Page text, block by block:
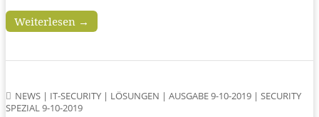
Weiterlesen →
NEWS | IT-SECURITY | LÖSUNGEN | AUSGABE 9-10-2019 | SECURITY
SPEZIAL 9-10-2019